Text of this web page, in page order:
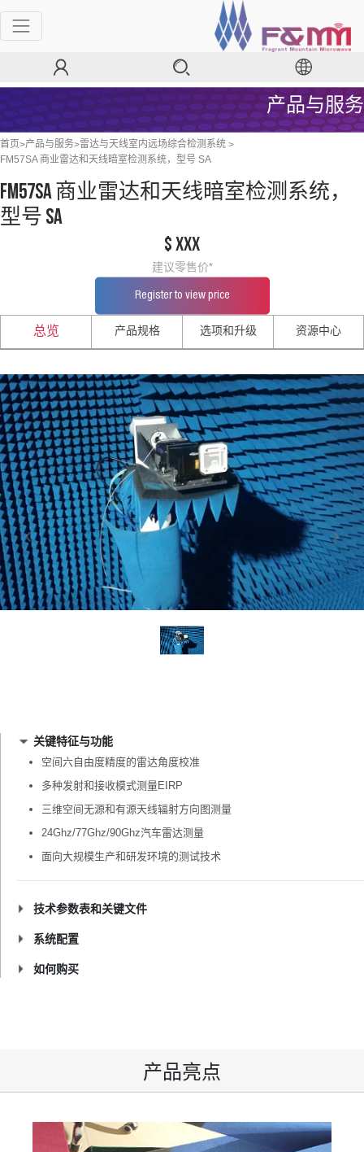
产品与服务
首页>产品与服务>雷达与天线室内远场综合检测系统 >
FM57SA 商业雷达和天线暗室检测系统，型号 SA
FM57SA 商业雷达和天线暗室检测系统，
型号 SA
$ xxx
建议零售价*
Register to view price
总览 产品规格 选项和升级 资源中心
关键特征与功能
空间六自由度精度的雷达角度校准
多种发射和接收模式测量EIRP
三维空间无源和有源天线辐射方向图测量
24Ghz/77Ghz/90Ghz汽车雷达测量
面向大规模生产和研发环境的测试技术
技术参数表和关键文件
系统配置
如何购买
产品亮点